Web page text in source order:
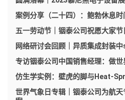
案例分享（二十四）：鲍勃休息时
五一劳动节｜铟泰公司祝愿大家节
网络研讨会回顾｜异质集成封装
专访铟泰公司中国销售经理：做
仿生学实例：壁虎的脚与Heat-
世界气象日专辑｜铟泰公司为航